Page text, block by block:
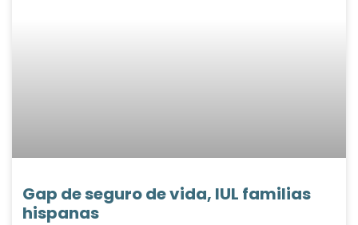
Gap de seguro de vida, IUL familias
hispanas